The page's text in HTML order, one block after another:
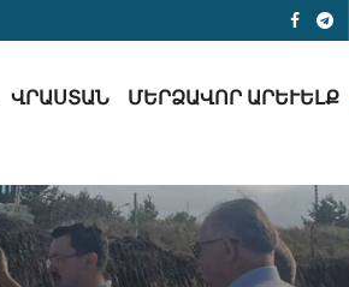
ՎՐԱՍՏԱՆ ՄԵՐՁԱՎՈՐ ԱՐԵՒԵԼՔ